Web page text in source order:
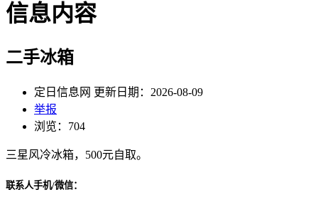
信息内容
二手冰箱
定日信息网 更新日期：2026-08-09
举报
浏览：704
三星风冷冰箱，500元自取。
联系人手机/微信：